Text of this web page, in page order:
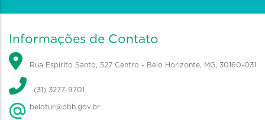
Informações de Contato
Rua Espírito Santo, 527 Centro - Belo Horizonte, MG, 30160-031
(31) 3277-9701
belotur@pbh.gov.br